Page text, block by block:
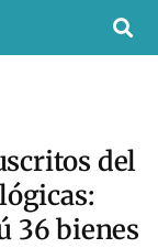
del
36 bienes